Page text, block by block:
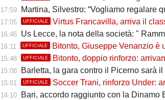
17:59 Martina, Silvestro: “Vogliamo regalare
17:05 UFFICIALE Virtus Francavilla, arriva il
16:46 Us Lecce, la nota della società: " Rammaricati da
16:11 UFFICIALE Bitonto, Giuseppe Venanzio è un
15:48 UFFICIALE Bitonto, doppio rinforzo:
15:08 Barletta, la gara contro il Picerno sarà
15:01 UFFICIALE Soccer Trani, rinforzo Under:
14:10 Bari, accordo raggiunto con la Dinamo Bucarest per